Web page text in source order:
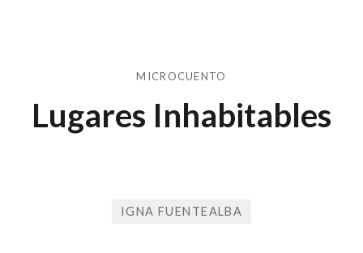
MICROCUENTO
Lugares Inhabitables
IGNA FUENTEALBA